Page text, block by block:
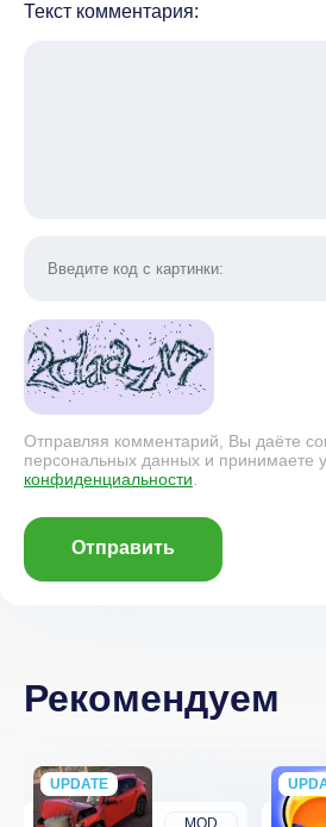
Текст комментария:
Отправляя комментарий, Вы даёте
персональных данных и принимаете
конфиденциальности.
Отправить
Рекомендуем
UPDATE
NEW NEW